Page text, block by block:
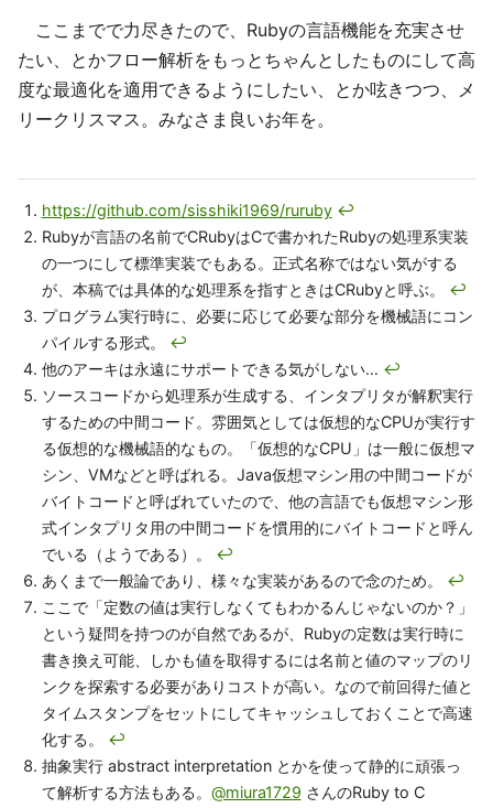
ここまでで力尽きたので、Rubyの言語機能を充実させ
たい、とかフロー解析をもっとちゃんとしたものにして高
度な最適化を適用できるようにしたい、とか呟きつつ、メ
リークリスマス。みなさま良いお年を。
https://github.com/sisshiki1969/ruruby ↩
Rubyが言語の名前でCRubyはCで書かれたRubyの処理系実装
の一つにして標準実装でもある。正式名称ではない気がする
が、本稿では具体的な処理系を指すときはCRubyと呼ぶ。 ↩
プログラム実行時に、必要に応じて必要な部分を機械語にコン
パイルする形式。 ↩
他のアーキは永遠にサポートできる気がしない… ↩
ソースコードから処理系が生成する、インタプリタが解釈実行
するための中間コード。雰囲気としては仮想的なCPUが実行す
る仮想的な機械語的なもの。「仮想的なCPU」は一般に仮想マ
シン、VMなどと呼ばれる。Java仮想マシン用の中間コードが
バイトコードと呼ばれていたので、他の言語でも仮想マシン形
式インタプリタ用の中間コードを慣用的にバイトコードと呼ん
でいる（ようである）。 ↩
あくまで一般論であり、様々な実装があるので念のため。 ↩
ここで「定数の値は実行しなくてもわかるんじゃないのか？」
という疑問を持つのが自然であるが、Rubyの定数は実行時に
書き換え可能、しかも値を取得するには名前と値のマップのリ
ンクを探索する必要がありコストが高い。なので前回得た値と
タイムスタンプをセットにしてキャッシュしておくことで高速
化する。 ↩
抽象実行 abstract interpretation とかを使って静的に頑張っ
て解析する方法もある。 @miura1729 さんのRuby to C